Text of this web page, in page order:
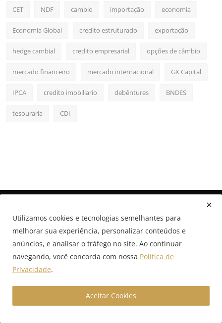
CET NDF cambio importação economia
Economia Global credito estruturado exportação
hedge cambial credito empresarial opções de câmbio
mercado financeiro mercado internacional GX Capital
IPCA credito imobiliario debêntures BNDES
tesouraria CDI
A GX Capital é uma boutique financeira digital especializada
em câmbio estruturado, crédito empresarial e soluções com
volume. Acesse nosso portal e conecte-se ao futuro das
finanças corporativas com conteúdos estratégicos,
Utilizamos cookies e tecnologias semelhantes para
melhorar sua experiência, personalizar conteúdos e
anúncios, e analisar o tráfego no site. Ao continuar
navegando, você concorda com nossa Política de
Privacidade.
Aceitar Cookies